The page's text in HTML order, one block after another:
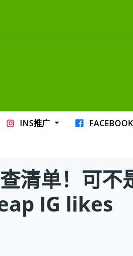
INS推广
清单！可
IG likes